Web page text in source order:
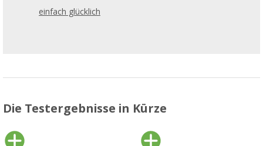
einfach glücklich
Die Testergebnisse in Kürze